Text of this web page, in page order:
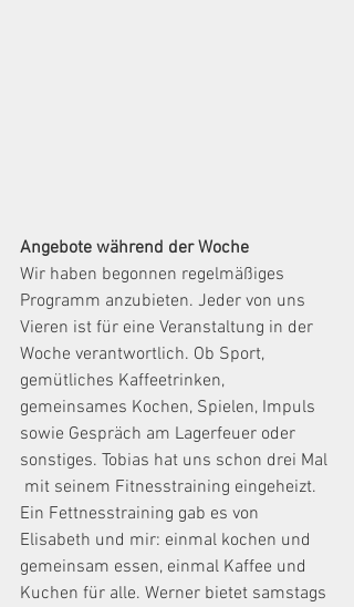
Angebote während der Woche
Wir haben begonnen regelmäßiges
Programm anzubieten. Jeder von uns
Vieren ist für eine Veranstaltung in der
Woche verantwortlich. Ob Sport,
gemütliches Kaffeetrinken,
gemeinsames Kochen, Spielen, Impuls
sowie Gespräch am Lagerfeuer oder
sonstiges. Tobias hat uns schon drei Mal
mit seinem Fitnesstraining eingeheizt.
Ein Fettnesstraining gab es von
Elisabeth und mir: einmal kochen und
gemeinsam essen, einmal Kaffee und
Kuchen für alle. Werner bietet samstags